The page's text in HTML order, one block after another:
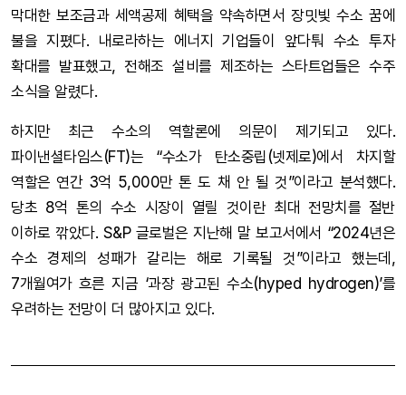
막대한 보조금과 세액공제 혜택을 약속하면서 장밋빛 수소 꿈에
불을 지폈다. 내로라하는 에너지 기업들이 앞다퉈 수소 투자
확대를 발표했고, 전해조 설비를 제조하는 스타트업들은 수주
소식을 알렸다.
하지만 최근 수소의 역할론에 의문이 제기되고 있다.
파이낸셜타임스(FT)는 “수소가 탄소중립(넷제로)에서 차지할
역할은 연간 3억 5,000만 톤 도 채 안 될 것”이라고 분석했다.
당초 8억 톤의 수소 시장이 열릴 것이란 최대 전망치를 절반
이하로 깎았다. S&P 글로벌은 지난해 말 보고서에서 “2024년은
수소 경제의 성패가 갈리는 해로 기록될 것”이라고 했는데,
7개월여가 흐른 지금 ‘과장 광고된 수소(hyped hydrogen)’를
우려하는 전망이 더 많아지고 있다.